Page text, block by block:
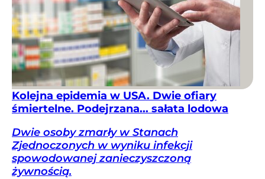
Kolejna epidemia w USA. Dwie ofiary
śmiertelne. Podejrzana... sałata lodowa
Dwie osoby zmarły w Stanach
Zjednoczonych w wyniku infekcji
spowodowanej zanieczyszczoną
żywnością.